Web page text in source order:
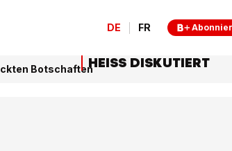
DE FR
BotschaftenHEISS DISKUTIERT